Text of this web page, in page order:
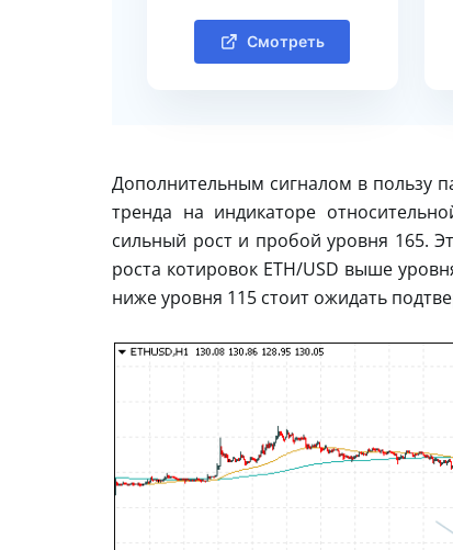
Смотреть
Дополнительным сигналом в пользу
тренда на индикаторе
сильный рост и пробой уровня 165.
роста котировок ETH/USD выше
ниже уровня 115 стоит ожидать